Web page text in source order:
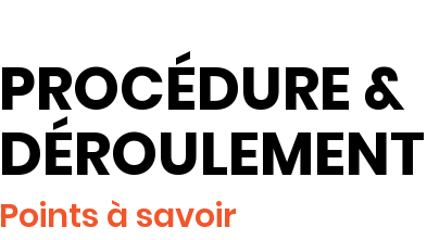
PROCÉDURE &
DÉROULEMENT
Points à savoir